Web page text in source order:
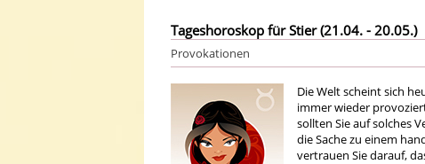
Tageshoroskop für Stier (21.04. - 20.05.)
Provokationen
Die Welt scheint sich
immer wieder
sollten Sie auf solches
die Sache zu einem
vertrauen Sie darauf,